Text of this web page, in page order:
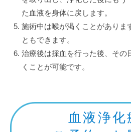
た血液を身体に戻します。
施術中は喉が渇くことがありま
ともできます。
治療後は採血を行った後、その
くことが可能です。
血液浄化